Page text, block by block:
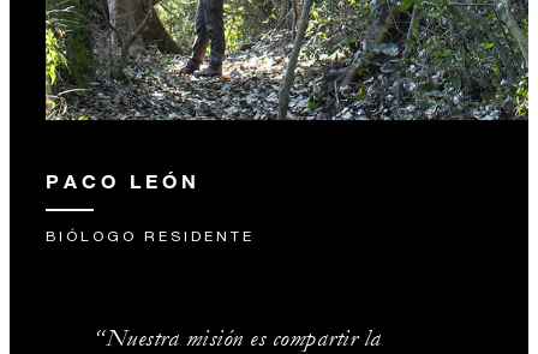
PACO LEÓN
BIÓLOGO RESIDENTE
“Nuestra misión es compartir la